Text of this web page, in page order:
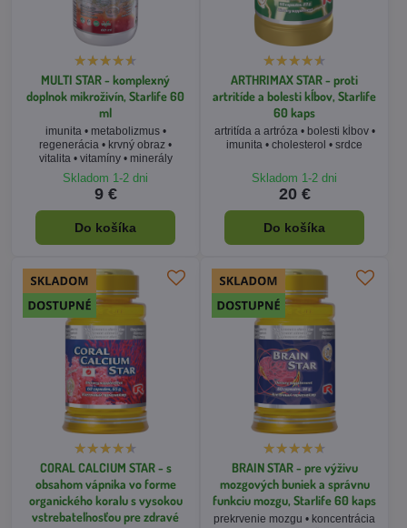
imunita • metabolizmus •
regenerácia • krvný obraz •
vitalita • vitamíny • minerály
Skladom 1-2 dni
9 €
Do košíka
artritída a artróza • bolesti kĺbov •
imunita • cholesterol • srdce
Skladom 1-2 dni
20 €
Do košíka
CORAL CALCIUM STAR - s
obsahom vápnika vo forme
organického koralu s vysokou
vstrebateľnosťou pre zdravé
kosti a zuby, Starlife 60 kaps
zdravé kosti a zuby • osteoporóza
• cholesterol • obličkové a žlčové
kamene • vysoký tlak • dna
Skladom 1-2 dni
22 €
BRAIN STAR - pre výživu
mozgových buniek a správnu
funkciu mozgu, Starlife 60 kaps
prekrvenie mozgu • koncentrácia
• pozornosť • pamäť • pocity
strachu • poruchy spánku
Skladom 1-2 dni
44 €